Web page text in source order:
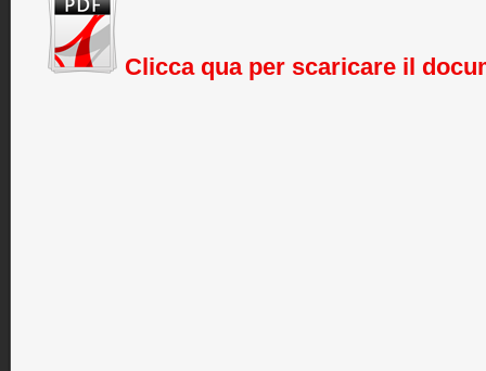
Clicca qua per scaricare il